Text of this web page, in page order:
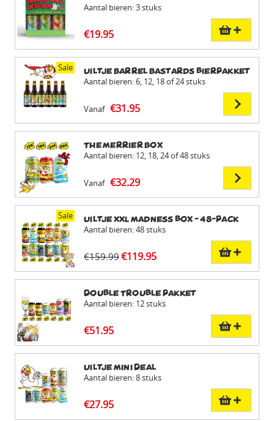
Aantal bieren: 3 stuks
€19.95
Sale Uiltje Barrel Bastards bierpakket
Aantal bieren: 6, 12, 18 of 24 stuks
Vanaf €31.95
The Merrier Box
Aantal bieren: 12, 18, 24 of 48 stuks
Vanaf €32.29
Sale Uiltje XXL Madness box - 48-pack
Aantal bieren: 48 stuks
€159.99€119.95
Double Trouble pakket
Aantal bieren: 12 stuks
€51.95
Uiltje Mini Deal
Aantal bieren: 8 stuks
€27.95